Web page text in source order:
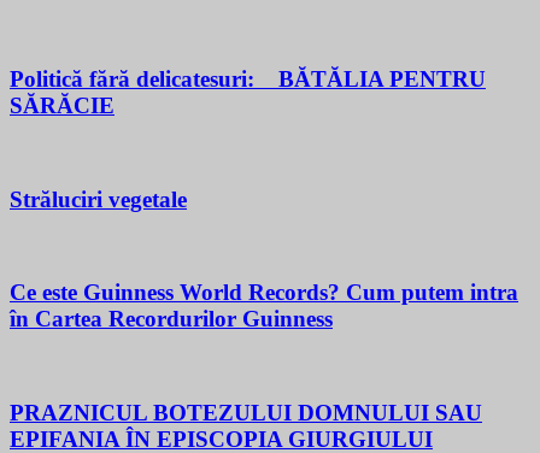
Politică fără delicatesuri: BĂTĂLIA PENTRU
SĂRĂCIE
Străluciri vegetale
Ce este Guinness World Records? Cum putem intra
în Cartea Recordurilor Guinness
PRAZNICUL BOTEZULUI DOMNULUI SAU
EPIFANIA ÎN EPISCOPIA GIURGIULUI